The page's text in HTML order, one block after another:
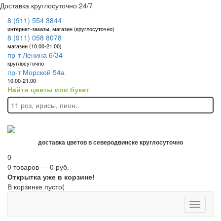
Доставка круглосуточно 24/7
8 (911) 554 3844
интернет-заказы, магазин (круглосуточно)
8 (911) 058 8078
магазин (10.00-21.00)
пр-т Ленина 6/34
круглосуточно
пр-т Морской 54а
10.00-21.00
Найти цветы или букет
доставка цветов в северодвинске круглосуточно
0
0 товаров — 0 руб.
Открытка уже в корзине!
В корзинке пусто(
Toggle